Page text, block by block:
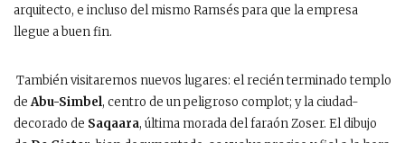
arquitecto, e incluso del mismo Ramsés para que la empresa
llegue a buen fin.
También visitaremos nuevos lugares: el recién terminado templo
deAbu-Simbel, centro de un peligroso complot; y la ciudad-
decorado de Saqaara, última morada del faraón Zoser. El dibujo